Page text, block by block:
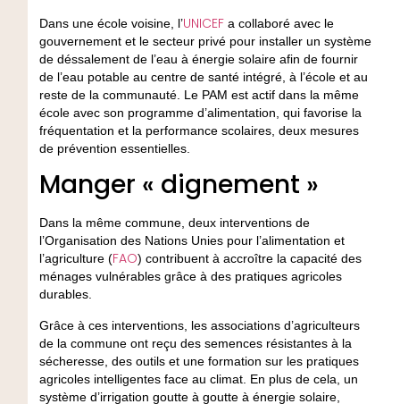
Dans une école voisine, l’UNICEFa collaboré avec le
gouvernement et le secteur privé pour installer un système
de déssalement de l’eau à énergie solaire afin de fournir
de l’eau potable au centre de santé intégré, à l’école et au
reste de la communauté. Le PAM est actif dans la même
école avec son programme d’alimentation, qui favorise la
fréquentation et la performance scolaires, deux mesures
de prévention essentielles.
Manger « dignement »
Dans la même commune, deux interventions de
l’Organisation des Nations Unies pour l’alimentation et
l’agriculture (FAO) contribuent à accroître la capacité des
ménages vulnérables grâce à des pratiques agricoles
durables.
Grâce à ces interventions, les associations d’agriculteurs
de la commune ont reçu des semences résistantes à la
sécheresse, des outils et une formation sur les pratiques
agricoles intelligentes face au climat. En plus de cela, un
système d’irrigation goutte à goutte à énergie solaire,